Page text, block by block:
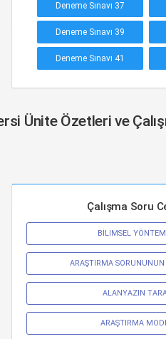
Deneme Sınavı 37
Deneme Sınavı 39
Deneme Sınavı 41
Ünite Özetleri ve
Çalışma Soru
BİLİMSEL
ARAŞTIRMA SORUNUNUN
ALANYAZIN
ARAŞTIRMA